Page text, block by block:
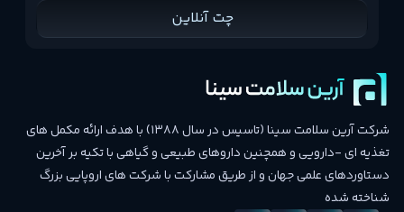
شرکت آرین سلامت سینا (تاسیس در سال 1388) با هدف ارائه مکمل های
تغذیه ای -دارویی و همچنین داروهای طبیعی و گیاهی با تکیه بر آخرین
دستاوردهای علمی جهان و از طریق مشارکت با شرکت های اروپایی بزرگ
شناخته شده
چت آنلاین